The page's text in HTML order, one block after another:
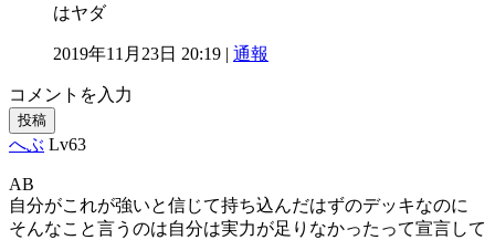
はヤダ
2019年11月23日 20:19 | 通報
コメントを入力
投稿
へぶ Lv63
AB
自分がこれが強いと信じて持ち込んだはずのデッキなのに
そんなこと言うのは自分は実力が足りなかったって宣言して